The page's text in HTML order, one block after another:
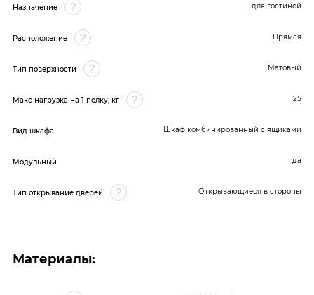
Назначение для гостиной
Расположение Прямая
Тип поверхности Матовый
Макс нагрузка на 1 полку, кг 25
Вид шкафа Шкаф комбинированный с ящиками
Модульный да
Тип открывание дверей Открывающиеся в стороны
Материалы: